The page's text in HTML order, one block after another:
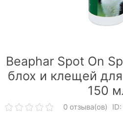
Beaphar Spot On
блох и клещей для
150
0 отзыва(ов)